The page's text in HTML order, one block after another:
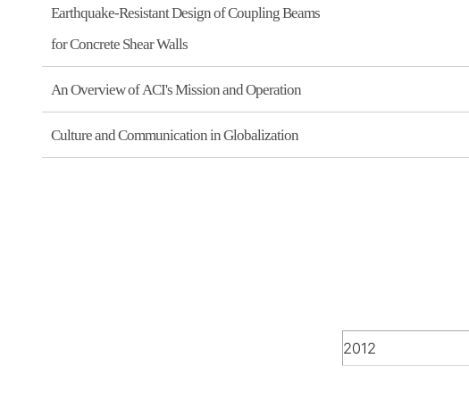
Earthquake-Resistant Design of Coupling Beams
for Concrete Shear Walls
An Overview of ACI's Mission and Operation
Culture and Communication in Globalization